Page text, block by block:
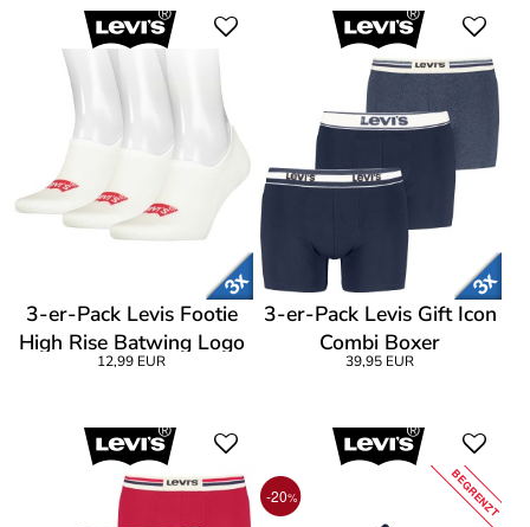
3-er-Pack Levis Footie
High Rise Batwing Logo
Socks
12,99 EUR
3-er-Pack Levis Gift Icon
Combi Boxer
39,95 EUR
-20% BEGRENZT